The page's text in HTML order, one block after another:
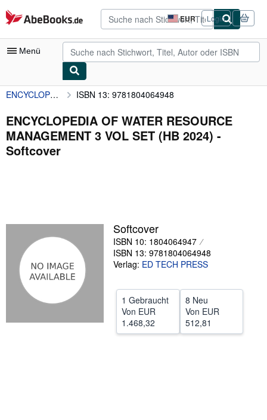
Zum Hauptinhalt
AbeBooks.de EUR
Seite
der
Einkaufseinstellungen.
Login
Menü
Nutzerkonto
Meine Bestellungen
Detailsuche
Sammlungen
Verkäufer
Verkäufer werden
Hilfe
ENCYCLOPEDIA OF WATER RESOURCE MANAGEMENT 3 VOL SET (HB 2024) ISBN 13: 9781804064948
ENCYCLOPEDIA OF WATER RESOURCE
MANAGEMENT 3 VOL SET (HB 2024) -
Softcover
Softcover
ISBN 10: 1804064947
ISBN 13: 9781804064948
Verlag: ED TECH PRESS
1 Gebraucht
Von EUR
1.468,32
8 Neu
Von EUR
512,81